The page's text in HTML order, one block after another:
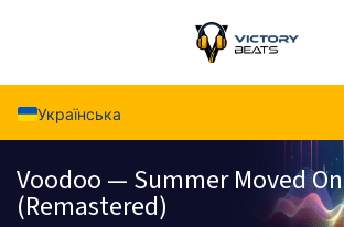
Українська
Voodoo — Summer Moved On
(Remastered)